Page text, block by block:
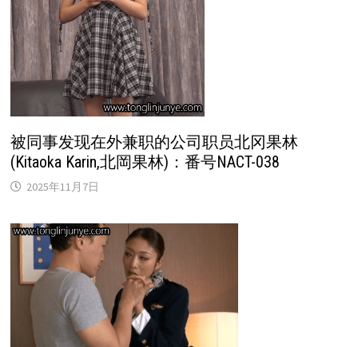
被同事发现在外兼职的公司职员北冈果林
(Kitaoka Karin,北岡果林)：番号NACT-038
2025年11月7日